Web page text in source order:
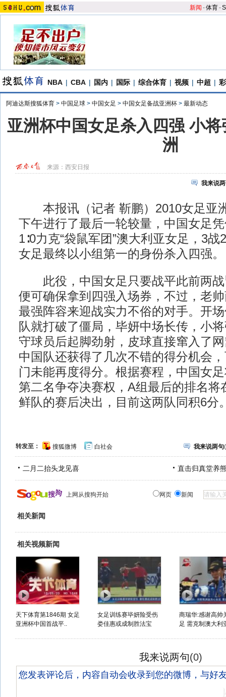
新闻 -体育-S
NBA | CBA | 国内 | 国际 | 综合体育 | 视频 | 中超 |
阿迪达斯搜狐体育 > 中国足球 > 中国女足 > 中国女足备战亚洲杯 > 最新动态
亚洲杯中国女足杀入四强 小
洲
来源： 西安日报
我来说
本报讯（记者 靳鹏）2010女足亚
下午进行了最后一轮较量，中国女足
1∶0力克“袋鼠军团”澳大利亚女足，3
女足最终以小组第一的身份杀入四强。
此役，中国女足只要战平此前两战
便可确保拿到四强入场券，不过，老
最强阵容来迎战实力不俗的对手。开
队就打破了僵局，毕妍中场长传，小
守球员后起脚劲射，皮球直接窜入了
中国队还获得了几次不错的得分机会
门未能再度得分。根据赛程，中国女
第二名争夺决赛权，A组最后的排名将
鲜队的赛后决出，目前这两队同积6分
转发至： 搜狐微博 白社会 我来说两句(
二月二抬头龙见喜 直击归真堂养
上网从搜狗开始 网页 新闻
相关新闻
相关视频新闻
天下体育第1846期 女足
亚洲杯中国首战平..
女足训练赛毕妍险受伤
娄佳惠或成制胜法宝
商瑞华:感谢高帅
足 需克制澳大利
我来说两句(0)